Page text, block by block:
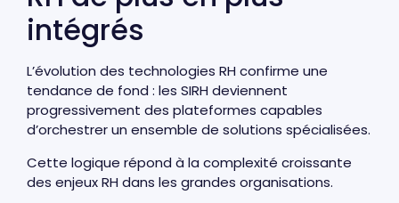
intégrés
L’évolution des technologies RH confirme une
tendance de fond : les SIRH deviennent
progressivement des plateformes capables
d’orchestrer un ensemble de solutions spécialisées.
Cette logique répond à la complexité croissante
des enjeux RH dans les grandes organisations.